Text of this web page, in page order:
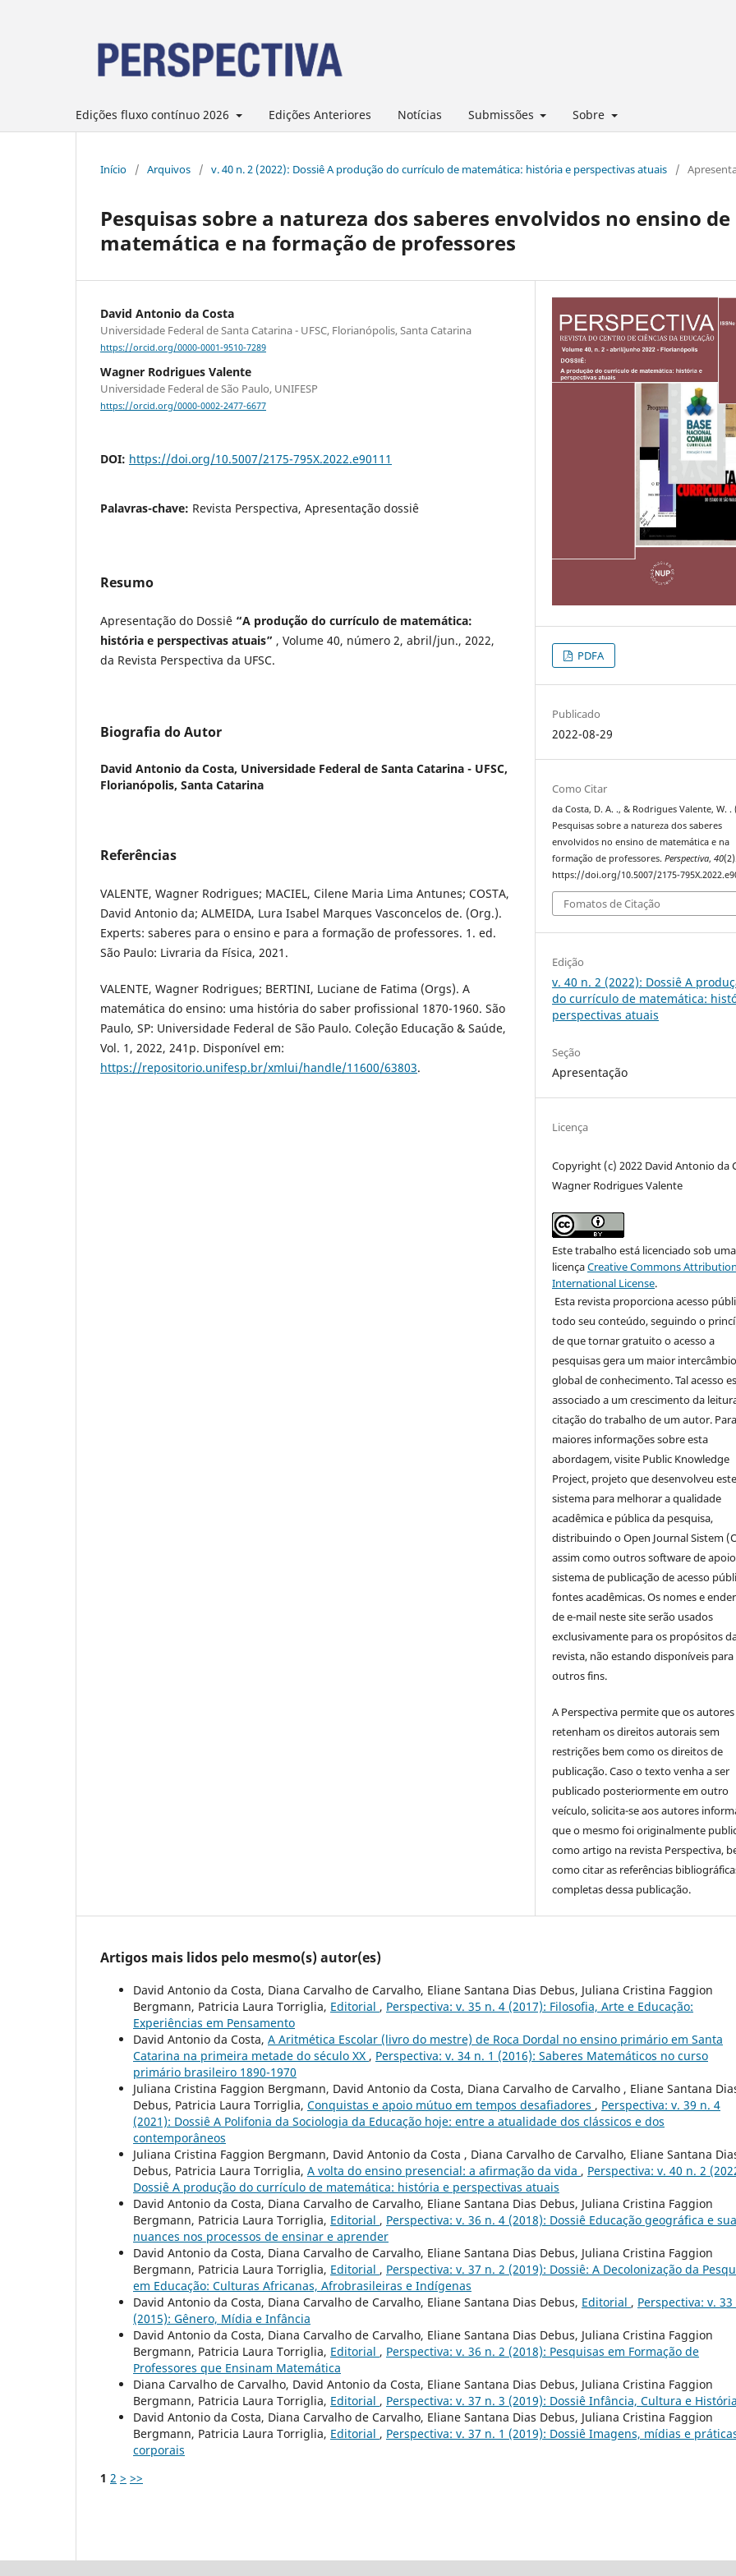
Edições fluxo contínuo 2026 Edições Anteriores Notícias Submissões Sobre
Início / Arquivos / v. 40 n. 2 (2022): Dossiê A produção do currículo de matemática: história e perspectivas atuais /
Pesquisas sobre a natureza dos saberes envolvidos no ensino de
matemática e na formação de professores
David Antonio da Costa
Universidade Federal de Santa Catarina - UFSC, Florianópolis, Santa Catarina
https://orcid.org/0000-0001-9510-7289
Wagner Rodrigues Valente
Universidade Federal de São Paulo, UNIFESP
https://orcid.org/0000-0002-2477-6677
DOI: https://doi.org/10.5007/2175-795X.2022.e90111
Palavras-chave: Revista Perspectiva, Apresentação dossiê
Resumo
Apresentação do Dossiê “A produção do currículo de matemática:
história e perspectivas atuais” , Volume 40, número 2, abril/jun., 2022,
da Revista Perspectiva da UFSC.
Biografia do Autor
David Antonio da Costa, Universidade Federal de Santa Catarina - UFSC,
Florianópolis, Santa Catarina
Referências
VALENTE, Wagner Rodrigues; MACIEL, Cilene Maria Lima Antunes; COSTA,
David Antonio da; ALMEIDA, Lura Isabel Marques Vasconcelos de. (Org.).
Experts: saberes para o ensino e para a formação de professores. 1. ed.
São Paulo: Livraria da Física, 2021.
VALENTE, Wagner Rodrigues; BERTINI, Luciane de Fatima (Orgs). A
matemática do ensino: uma história do saber profissional 1870-1960. São
Paulo, SP: Universidade Federal de São Paulo. Coleção Educação & Saúde,
Vol. 1, 2022, 241p. Disponível em:
https://repositorio.unifesp.br/xmlui/handle/11600/63803.
PDFA
Publicado
2022-08-29
Como Citar
da Costa, D. A. ., & Rodrigues Valente, W. .
Pesquisas sobre a natureza dos saberes
envolvidos no ensino de matemática e na
formação de professores.Perspectiva,40(2).
https://doi.org/10.5007/2175-
Fomatos de Citação
Edição
v. 40 n. 2 (2022): Dossiê A
do currículo de matemática:
perspectivas atuais
Seção
Apresentação
Licença
Copyright (c) 2022 David Antonio da
Wagner Rodrigues Valente
Este trabalho está licenciado sob uma
licençaCreative Commons
International License.
Esta revista proporciona acesso
todo seu conteúdo, seguindo o
de que tornar gratuito o acesso a
pesquisas gera um maior intercâmbio
global de conhecimento. Tal acesso
associado a um crescimento da
citação do trabalho de um autor. Para
maiores informações sobre esta
abordagem, visite Public Knowledge
Project, projeto que desenvolveu este
sistema para melhorar a qualidade
acadêmica e pública da pesquisa,
distribuindo o Open Journal Sistem
assim como outros software de
sistema de publicação de acesso
fontes acadêmicas. Os nomes e
de e-mail neste site serão usados
exclusivamente para os propósitos
revista, não estando disponíveis para
outros fins.
A Perspectiva permite que os autores
retenham os direitos autorais sem
restrições bem como os direitos de
publicação. Caso o texto venha a ser
publicado posteriormente em outro
veículo, solicita-se aos autores
que o mesmo foi originalmente
como artigo na revista Perspectiva,
como citar as referências
completas dessa publicação.
Artigos mais lidos pelo mesmo(s) autor(es)
David Antonio da Costa, Diana Carvalho de Carvalho, Eliane Santana Dias Debus, Juliana Cristina Faggion
Bergmann, Patricia Laura Torriglia, Editorial , Perspectiva: v. 35 n. 4 (2017): Filosofia, Arte e Educação:
Experiências em Pensamento
David Antonio da Costa, A Aritmética Escolar (livro do mestre) de Roca Dordal no ensino primário em Santa
Catarina na primeira metade do século XX , Perspectiva: v. 34 n. 1 (2016): Saberes Matemáticos no curso
primário brasileiro 1890-1970
Juliana Cristina Faggion Bergmann, David Antonio da Costa, Diana Carvalho de Carvalho , Eliane Santana
Debus, Patricia Laura Torriglia, Conquistas e apoio mútuo em tempos desafiadores , Perspectiva: v. 39 n. 4
(2021): Dossiê A Polifonia da Sociologia da Educação hoje: entre a atualidade dos clássicos e dos
contemporâneos
Juliana Cristina Faggion Bergmann, David Antonio da Costa , Diana Carvalho de Carvalho, Eliane Santana
Debus, Patricia Laura Torriglia, A volta do ensino presencial: a afirmação da vida , Perspectiva: v. 40 n. 2
Dossiê A produção do currículo de matemática: história e perspectivas atuais
David Antonio da Costa, Diana Carvalho de Carvalho, Eliane Santana Dias Debus, Juliana Cristina Faggion
Bergmann, Patricia Laura Torriglia, Editorial , Perspectiva: v. 36 n. 4 (2018): Dossiê Educação geográfica e
nuances nos processos de ensinar e aprender
David Antonio da Costa, Diana Carvalho de Carvalho, Eliane Santana Dias Debus, Juliana Cristina Faggion
Bergmann, Patricia Laura Torriglia, Editorial , Perspectiva: v. 37 n. 2 (2019): Dossiê: A Decolonização da
em Educação: Culturas Africanas, Afrobrasileiras e Indígenas
David Antonio da Costa, Diana Carvalho de Carvalho, Eliane Santana Dias Debus, Editorial , Perspectiva: v. 33
(2015): Gênero, Mídia e Infância
David Antonio da Costa, Diana Carvalho de Carvalho, Eliane Santana Dias Debus, Juliana Cristina Faggion
Bergmann, Patricia Laura Torriglia, Editorial , Perspectiva: v. 36 n. 2 (2018): Pesquisas em Formação de
Professores que Ensinam Matemática
Diana Carvalho de Carvalho, David Antonio da Costa, Eliane Santana Dias Debus, Juliana Cristina Faggion
Bergmann, Patricia Laura Torriglia, Editorial , Perspectiva: v. 37 n. 3 (2019): Dossiê Infância, Cultura e História
David Antonio da Costa, Diana Carvalho de Carvalho, Eliane Santana Dias Debus, Juliana Cristina Faggion
Bergmann, Patricia Laura Torriglia, Editorial , Perspectiva: v. 37 n. 1 (2019): Dossiê Imagens, mídias e
corporais
1 2 > >>